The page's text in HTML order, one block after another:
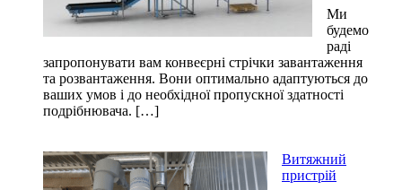
Ми
будемо
раді
запропонувати вам конвеєрні стрічки завантаження
та розвантаження. Вони оптимально адаптуються до
ваших умов і до необхідної пропускної здатності
подрібнювача. […]
Витяжний
пристрій